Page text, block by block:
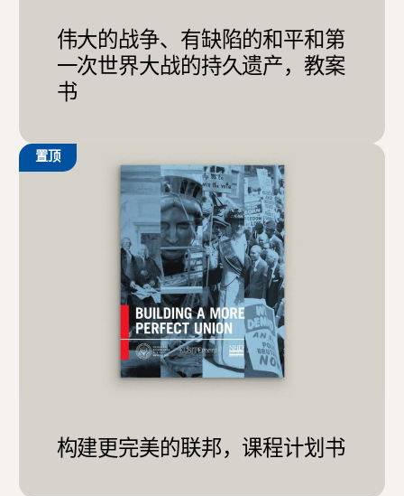
伟大的战争、有缺陷的和平和第
一次世界大战的持久遗产，教案
书
置顶
构建更完美的联邦，课程计划书